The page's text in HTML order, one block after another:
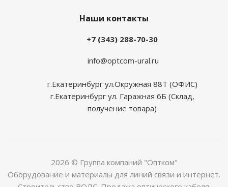
Наши контакты
+7 (343) 288-70-30
info@optcom-ural.ru
г.Екатеринбург ул.Окружная 88Т (ОФИС)
г.Екатеринбург ул. Гаражная 6Б (Склад,
получение товара)
2026 © Группа компаний "Оптком"
Оборудование и материалы для линий связи и интернет.